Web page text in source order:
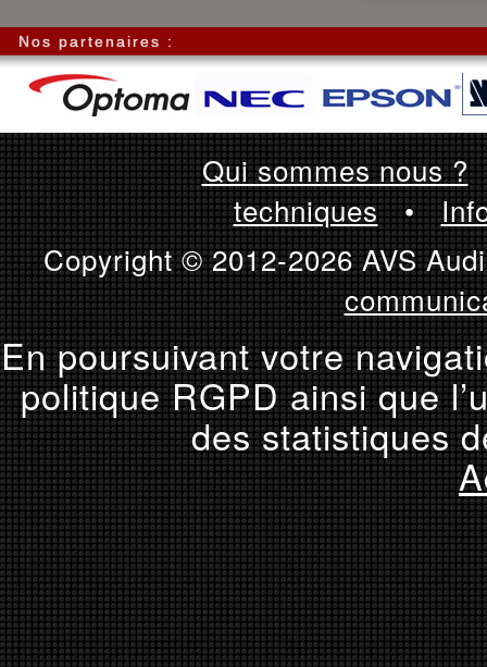
Nos partenaires :
Qui sommes nous ?
techniques•
Copyright © 2012-2026 AVS
En poursuivant votre
politique RGPD ainsi que
des statistiques